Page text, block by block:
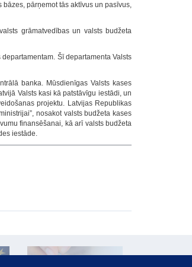
pārņemot tās aktīvus un pasīvus,
grāmatvedības un valsts budžeta
Šī departamenta Valsts
banka. Mūsdienīgas Valsts kases
Valsts kasi kā patstāvīgu iestādi, un
projektu. Latvijas Republikas
nosakot valsts budžeta kases
finansēšanai, kā arī valsts budžeta
iestāde.